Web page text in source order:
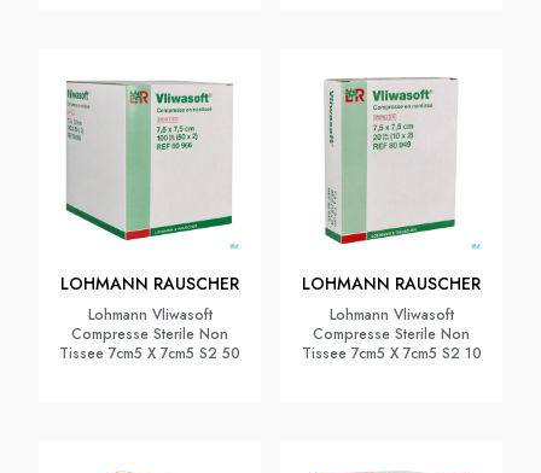
LOHMANN RAUSCHER
Lohmann Vliwasoft
Compresse Sterile Non
Tissee 7cm5 X 7cm5 S2 50
LOHMANN RAUSCHER
Lohmann Vliwasoft
Compresse Sterile Non
Tissee 7cm5 X 7cm5 S2 10